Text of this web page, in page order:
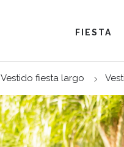
FIESTA
Vestido fiesta largo